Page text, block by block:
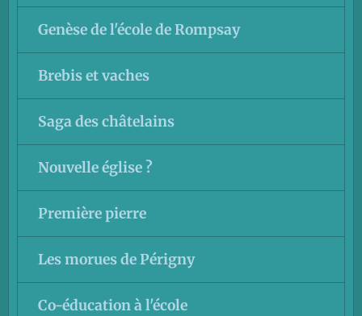
Genèse de l'école de Rompsay
Brebis et vaches
Saga des châtelains
Nouvelle église ?
Première pierre
Les morues de Périgny
Co-éducation à l'école